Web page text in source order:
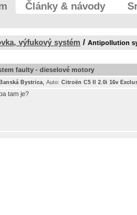
Články & návody
výfukový systém / Antipollution
faulty - dieselové motory
Bystrica Auto: Citroën C5 II 2.0i 16v
tam je?